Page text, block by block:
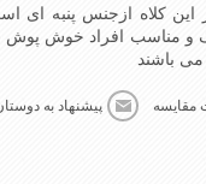
کلاه ازجنس پنبه ای
و مناسب افراد خوش
باشند
مقایسه پیشنهاد به